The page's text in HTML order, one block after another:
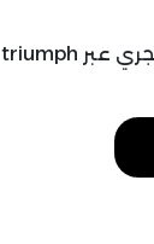
استمتعي بتسوق أجود أنواع الملابس الداخلية وأرقى تصميمات اللانجري عبر triumph